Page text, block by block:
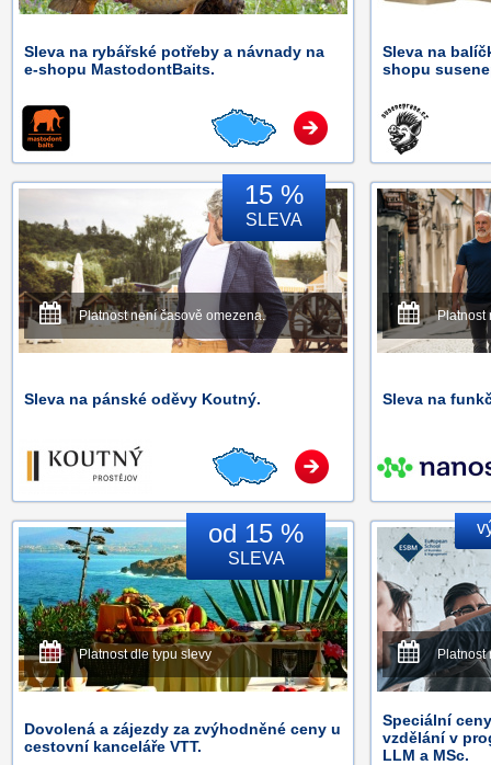
Sleva na rybářské potřeby a návnady na
e-shopu MastodontBaits.
Sleva na
shopu
15 %
SLEVA
Platnost není časově omezena.
Sleva na pánské oděvy Koutný.
Platnost
Sleva na
od 15 %
SLEVA
Platnost dle typu slevy
Dovolená a zájezdy za zvýhodněné ceny u
cestovní kanceláře VTT.
Platnost
Speciální
vzdělání v
LLM a MSc.